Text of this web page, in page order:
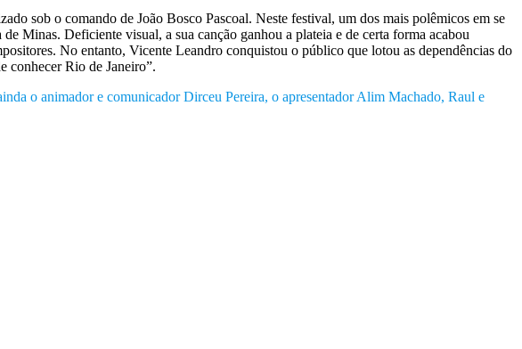
sob o comando de João Bosco Pascoal. Neste festival, um dos mais polêmicos em se
Minas. Deficiente visual, a sua canção ganhou a plateia e de certa forma acabou
No entanto, Vicente Leandro conquistou o público que lotou as dependências do
conhecer Rio de Janeiro”.
o animador e comunicador Dirceu Pereira, o apresentador Alim Machado, Raul e